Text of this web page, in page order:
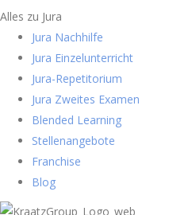
Alles zu Jura
Jura Nachhilfe
Jura Einzelunterricht
Jura-Repetitorium
Jura Zweites Examen
Blended Learning
Stellenangebote
Franchise
Blog